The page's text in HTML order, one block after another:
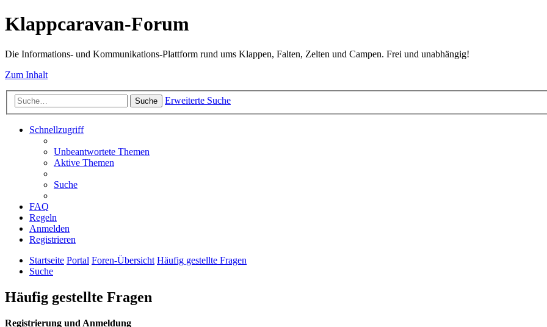
Klappcaravan-Forum
Die Informations- und Kommunikations-Plattform rund ums Klappen, Falten, Zelten und Campen. Frei und unabhängig!
Zum Inhalt
Suche Erweiterte Suche
Schnellzugriff
Unbeantwortete Themen
Aktive Themen
Suche
FAQ
Regeln
Anmelden
Registrieren
Startseite Portal Foren-Übersicht Häufig gestellte Fragen
Suche
Häufig gestellte Fragen
Registrierung und Anmeldung